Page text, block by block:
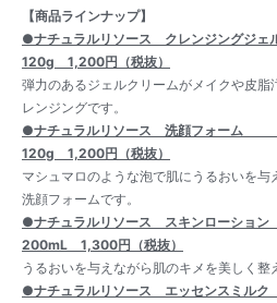
【商品ラインナップ】
●ナチュラルリソース クレンジ
120g 1,200円（税抜）
弾力のあるジェルクリームがメイクや皮脂
レンジングです。
●ナチュラルリソース
120g 1,200円（税抜）
マシュマロのような泡で肌にうるおいを
洗顔フォームです。
●ナチュラルリソース スキ
200mL 1,300円（税抜）
うるおいを与えながら肌のキメを美しく整
●ナチュラルリソース エッセンスミルク